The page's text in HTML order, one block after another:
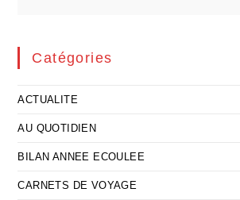
Catégories
ACTUALITE
AU QUOTIDIEN
BILAN ANNEE ECOULEE
CARNETS DE VOYAGE